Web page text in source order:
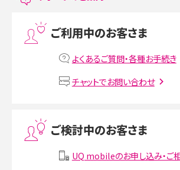
MNOとは？MVNOやMVNEとの違いやメリット・デメリット
VPN接続とは？仕組みや必要性、メリット・デメリット、接
Instagram（インスタグラム）でスクショするとバレる？バ
ご利用中のお客さま
よくあるご質問・各種お手続き
チャットでお問い合わせ
ご検討中のお客さま
UQ mobileのお申し込み・ご